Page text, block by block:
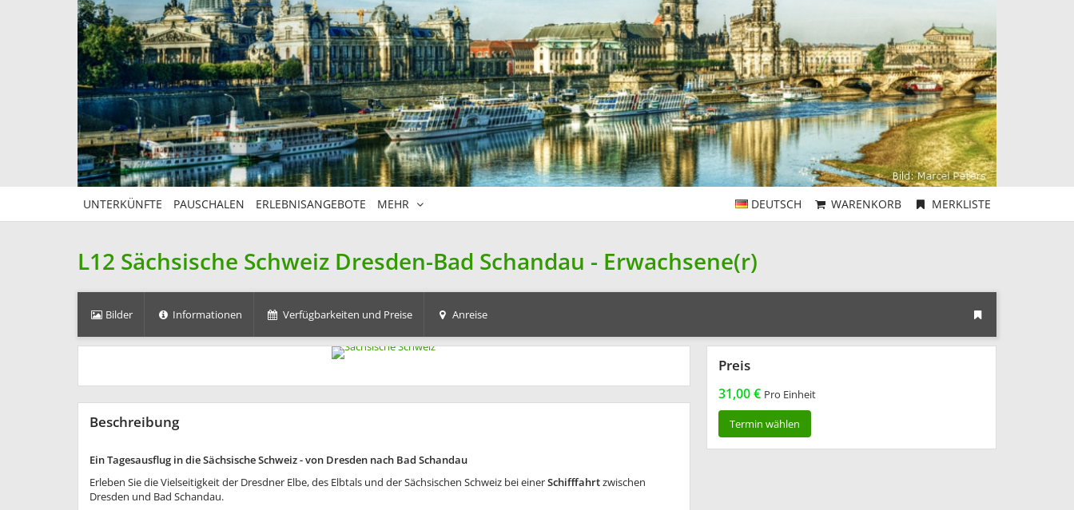
DEUTSCH WARENKORB MERKLISTE
UNTERKÜNFTE PAUSCHALEN ERLEBNISANGEBOTE MEHR
L12 Sächsische Schweiz Dresden-Bad Schandau - Erwachsene(r)
Bilder Informationen Verfügbarkeiten und Preise Anreise
Beschreibung
Ein Tagesausflug in die Sächsische Schweiz - von Dresden nach Bad Schandau
Erleben Sie die Vielseitigkeit der Dresdner Elbe, des Elbtals und der Sächsischen Schweiz bei einerSchifffahrtzwischen
Dresden und Bad Schandau.
Preis
31,00 € Pro Einheit
Termin wählen